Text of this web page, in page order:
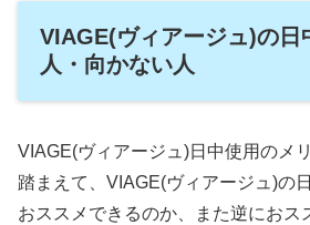
VIAGE(ヴィアージュ)の日
人・向かない人
VIAGE(ヴィアージュ)日中使用のメ
踏まえて、VIAGE(ヴィアージュ)の
おススメできるのか、また逆におス